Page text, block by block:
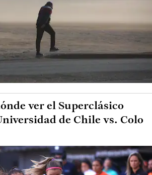
ver el Superclásico
de Chile vs. Colo